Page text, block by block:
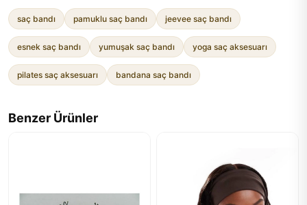
saç bandı pamuklu saç bandı jeevee saç bandı
esnek saç bandı yumuşak saç bandı yoga saç aksesuarı
pilates saç aksesuarı bandana saç bandı
Benzer Ürünler